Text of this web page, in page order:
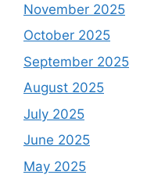
November 2025
October 2025
September 2025
August 2025
July 2025
June 2025
May 2025